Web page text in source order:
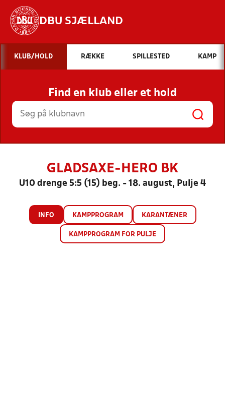
DBU SJÆLLAND
Hvad vil du søge efter?
INDHOLD OG NYHEDER
STILLINGER, RESULTATER, KLUBBER OG
HOLD
KLUB/HOLD RÆKKE SPILLESTED KAMP
Find en klub eller et hold
GLADSAXE-HERO BK
U10 drenge 5:5 (15) beg. - 18. august, Pulje 4
INFO KAMPPROGRAM KARANTÆNER
KAMPPROGRAM FOR PULJE